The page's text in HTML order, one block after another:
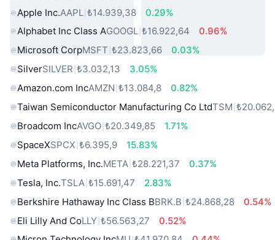
Apple Inc.AAPL ₺14.939,38
0.29%
Alphabet Inc Class AGOOGL ₺16.922,64
0.96%
Microsoft CorpMSFT ₺23.823,66
0.03%
SilverSILVER ₺3.032,13
3.05%
Amazon.com IncAMZN ₺13.084,8
0.82%
Taiwan Semiconductor Manufacturing Co LtdTSM
Broadcom IncAVGO ₺20.349,85
1.71%
SpaceXSPCX ₺6.395,9
15.83%
Meta Platforms, Inc.META ₺28.221,37
0.37%
Tesla, Inc.TSLA ₺15.691,47
2.83%
Berkshire Hathaway Inc Class BBRK.B ₺24.868,28
0.54%
Eli Lilly And CoLLY ₺56.563,27
0.52%